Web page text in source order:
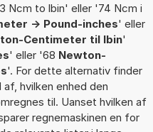
Ncm to lbin' eller '74 Ncm i
-> Pound-inches' eller
Centimeter til lbin'
' eller '68 Newton-
'. For dette alternativ finder
hvilken enhed den
til. Uanset hvilken af
regnemaskinen en for